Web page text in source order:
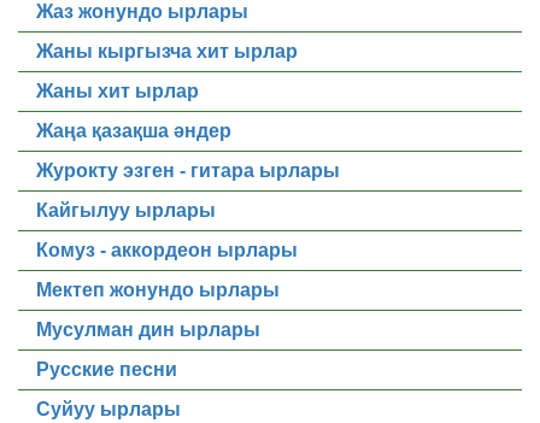
Жаз жонундо ырлары
Жаны кыргызча хит ырлар
Жаны хит ырлар
Жаңа қазақша әндер
Журокту эзген - гитара ырлары
Кайгылуу ырлары
Комуз - аккордеон ырлары
Мектеп жонундо ырлары
Мусулман дин ырлары
Русские песни
Суйуу ырлары